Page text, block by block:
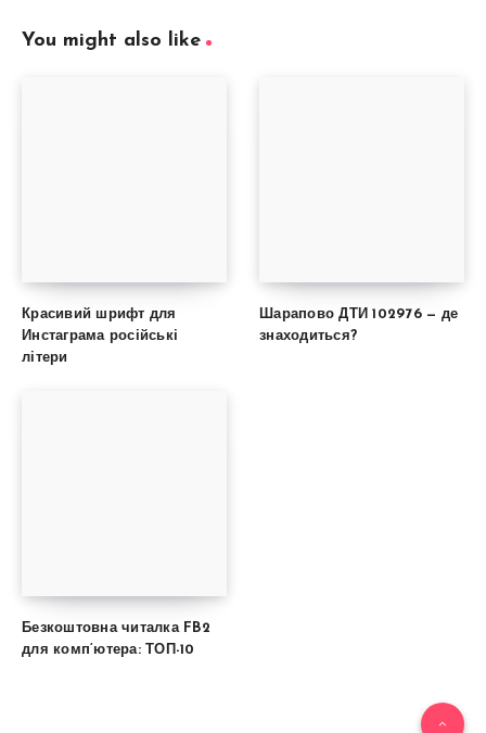
You might also like
Красивий шрифт для
Инстаграма російські
літери
Шарапово ДТИ 102976 — де
знаходиться?
Безкоштовна читалка FB2
для комп’ютера: ТОП-10